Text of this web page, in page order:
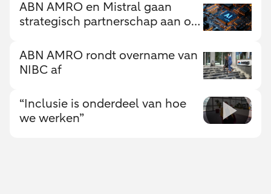
ABN AMRO en Mistral gaan
strategisch partnerschap aan om
versterken
ABN AMRO rondt overname van
NIBC af
“Inclusie is onderdeel van hoe
we werken”